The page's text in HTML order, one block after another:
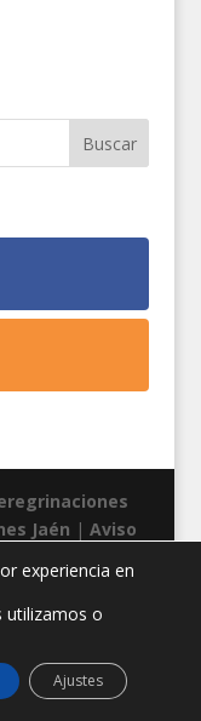
Jaén |Aviso
experiencia en
utilizamos o
Ajustes